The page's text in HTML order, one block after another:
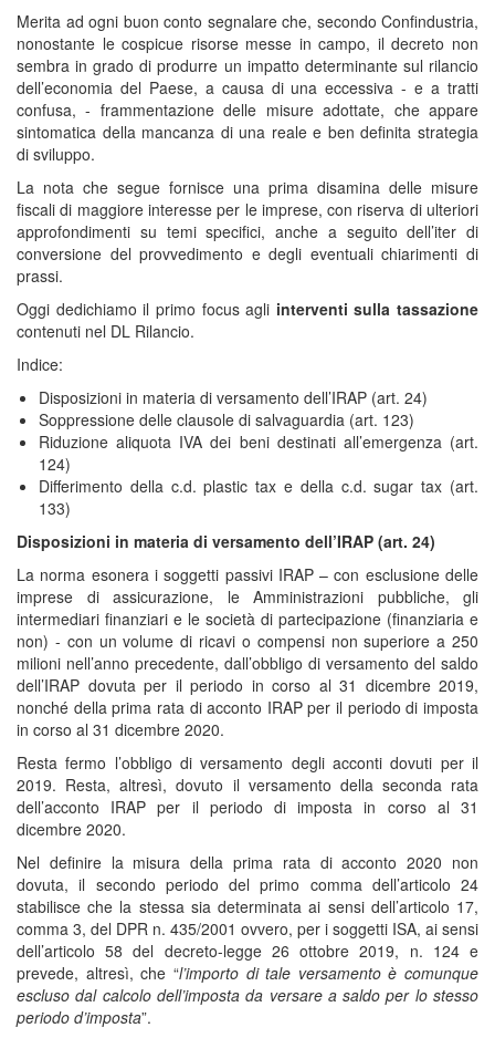
Merita ad ogni buon conto segnalare che, secondo Confindustria,
nonostante le cospicue risorse messe in campo, il decreto non
sembra in grado di produrre un impatto determinante sul rilancio
dell’economia del Paese, a causa di una eccessiva - e a tratti
confusa, - frammentazione delle misure adottate, che appare
sintomatica della mancanza di una reale e ben definita strategia
di sviluppo.
La nota che segue fornisce una prima disamina delle misure
fiscali di maggiore interesse per le imprese, con riserva di ulteriori
approfondimenti su temi specifici, anche a seguito dell’iter di
conversione del provvedimento e degli eventuali chiarimenti di
prassi.
Oggi dedichiamo il primo focus agli interventi sulla tassazione
contenuti nel DL Rilancio.
Indice:
Disposizioni in materia di versamento dell’IRAP (art. 24)
Soppressione delle clausole di salvaguardia (art. 123)
Riduzione aliquota IVA dei beni destinati all’emergenza (art.
124)
Differimento della c.d. plastic tax e della c.d. sugar tax (art.
133)
Disposizioni in materia di versamento dell’IRAP (art. 24)
La norma esonera i soggetti passivi IRAP – con esclusione delle
imprese di assicurazione, le Amministrazioni pubbliche, gli
intermediari finanziari e le società di partecipazione (finanziaria e
non) - con un volume di ricavi o compensi non superiore a 250
milioni nell’anno precedente, dall’obbligo di versamento del saldo
dell’IRAP dovuta per il periodo in corso al 31 dicembre 2019,
nonché della prima rata di acconto IRAP per il periodo di imposta
in corso al 31 dicembre 2020.
Resta fermo l’obbligo di versamento degli acconti dovuti per il
2019. Resta, altresì, dovuto il versamento della seconda rata
dell’acconto IRAP per il periodo di imposta in corso al 31
dicembre 2020.
Nel definire la misura della prima rata di acconto 2020 non
dovuta, il secondo periodo del primo comma dell’articolo 24
stabilisce che la stessa sia determinata ai sensi dell’articolo 17,
comma 3, del DPR n. 435/2001 ovvero, per i soggetti ISA, ai sensi
dell’articolo 58 del decreto-legge 26 ottobre 2019, n. 124 e
prevede, altresì, che “l’importo di tale versamento è comunque
escluso dal calcolo dell’imposta da versare a saldo per lo stesso
periodo d’imposta”.